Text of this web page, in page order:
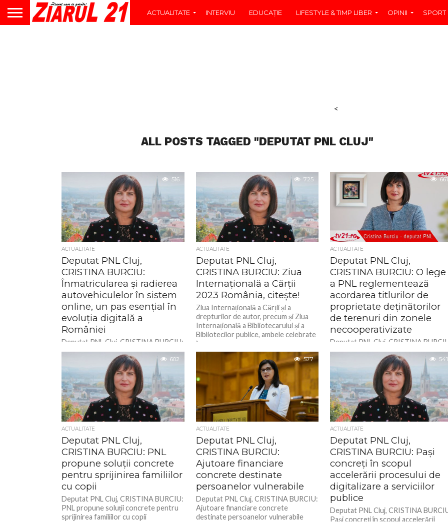
ACTUALITATE INTERVIU EDUCAŢIE LIFESTYLE & TIMP LIBER OPINII SPORT
<
ALL POSTS TAGGED "DEPUTAT PNL CLUJ"
516
ACTUALITATE
Deputat PNL Cluj,
CRISTINA BURCIU:
Înmatricularea și radierea
autovehiculelor în sistem
online, un pas esențial în
evoluția digitală a
României
Deputat PNL Cluj, CRISTINA BURCIU:
Înmatricularea și radierea
autovehiculelor în sistem online, un
pas esențial în evoluția digitală a
României
725
ACTUALITATE
Deputat PNL Cluj,
CRISTINA BURCIU: Ziua
Internațională a Cărții
2023 România, citește!
Ziua Internațională a Cărții și a
drepturilor de autor, precum și Ziua
Internațională a Bibliotecarului și a
Bibliotecilor publice, ambele celebrate
în...
661
ACTUALITATE
Deputat PNL Cluj,
CRISTINA BURCIU: O lege
a PNL reglementează
acordarea titlurilor de
proprietate deținătorilor
de terenuri din zonele
necooperativizate
Deputat PNL Cluj, CRISTINA
O lege a PNL reglementează
acordarea titlurilor de proprietate
deținătorilor de terenuri din zonele
necooperativizate
602
ACTUALITATE
Deputat PNL Cluj,
CRISTINA BURCIU: PNL
propune soluții concrete
pentru sprijinirea familiilor
cu copii
Deputat PNL Cluj, CRISTINA BURCIU:
PNL propune soluții concrete pentru
sprijinirea familiilor cu copii
577
ACTUALITATE
Deputat PNL Cluj,
CRISTINA BURCIU:
Ajutoare financiare
concrete destinate
persoanelor vulnerabile
Deputat PNL Cluj, CRISTINA BURCIU:
Ajutoare financiare concrete
destinate persoanelor vulnerabile
541
ACTUALITATE
Deputat PNL Cluj,
CRISTINA BURCIU: Pași
concreți în scopul
accelerării procesului de
digitalizare a serviciilor
publice
Deputat PNL Cluj, CRISTINA
Pași concreți în scopul accelerării